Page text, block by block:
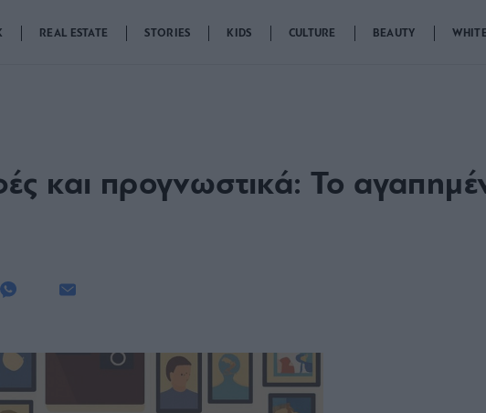
REAL ESTATE STORIES KIDS CULTURE BEAUTY
και προγνωστικά: Το